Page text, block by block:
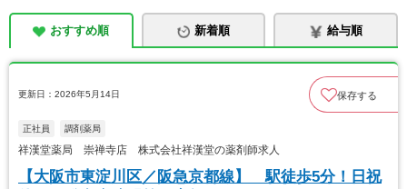
おすすめ順 新着順 給与順
更新日：2026年5月14日 保存する
正社員 調剤薬局
祥漢堂薬局 崇禅寺店 株式会社祥漢堂の薬剤師求人
【大阪市東淀川区／阪急京都線】 駅徒歩5分！日祝